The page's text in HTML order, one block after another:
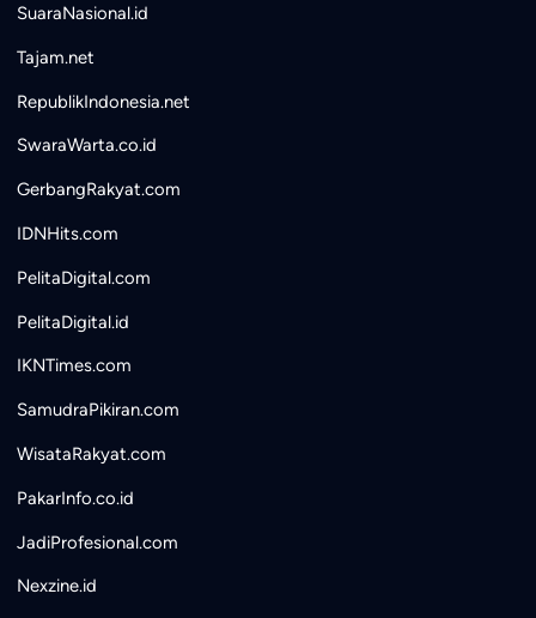
SuaraNasional.id
Tajam.net
RepublikIndonesia.net
SwaraWarta.co.id
GerbangRakyat.com
IDNHits.com
PelitaDigital.com
PelitaDigital.id
IKNTimes.com
SamudraPikiran.com
WisataRakyat.com
PakarInfo.co.id
JadiProfesional.com
Nexzine.id